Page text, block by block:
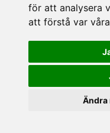
för att analysera
att förstå var
Ändra